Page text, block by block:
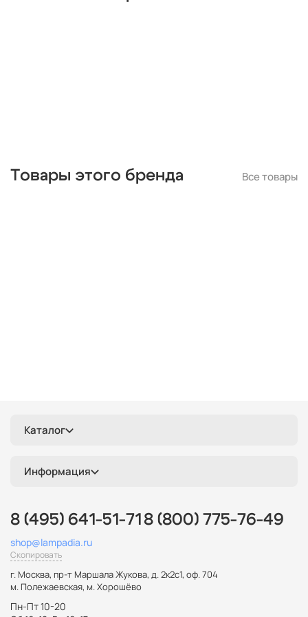
Товары этого бренда Все товары
Каталог
Информация
8 (495) 641-51-71 8 (800) 775-76-49
shop@lampadia.ru
Скопировать
г. Москва, пр-т Маршала Жукова, д. 2к2с1, оф. 704
м. Полежаевская, м. Хорошёво
Пн-Пт 10-20